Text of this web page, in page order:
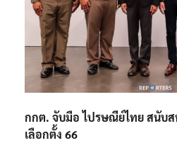
กกต. จับมือ ไปรษณีย์ไทย สนับ
เลือกตั้ง 66